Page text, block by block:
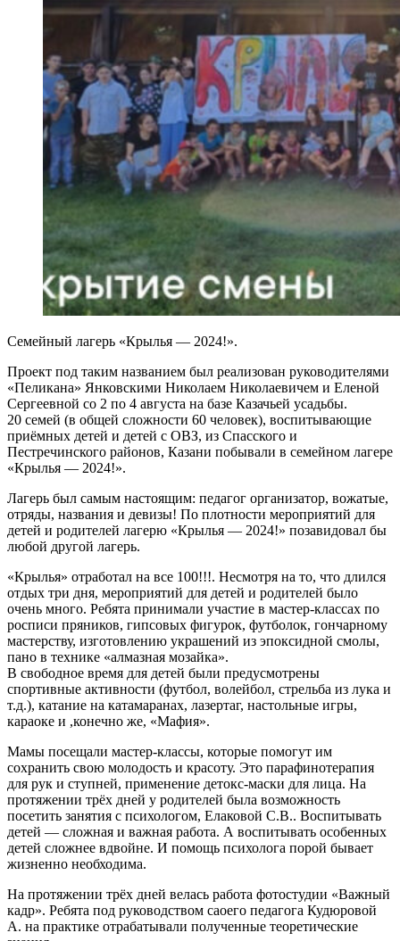
Семейный лагерь «Крылья — 2024!».
Проект под таким названием был реализован руководителями
«Пеликана» Янковскими Николаем Николаевичем и Еленой
Сергеевной со 2 по 4 августа на базе Казачьей усадьбы.
20 семей (в общей сложности 60 человек), воспитывающие
приёмных детей и детей с ОВЗ, из Спасского и
Пестречинского районов, Казани побывали в семейном лагере
«Крылья — 2024!».
Лагерь был самым настоящим: педагог организатор, вожатые,
отряды, названия и девизы! По плотности мероприятий для
детей и родителей лагерю «Крылья — 2024!» позавидовал бы
любой другой лагерь.
«Крылья» отработал на все 100!!!. Несмотря на то, что длился
отдых три дня, мероприятий для детей и родителей было
очень много. Ребята принимали участие в мастер-классах по
росписи пряников, гипсовых фигурок, футболок, гончарному
мастерству, изготовлению украшений из эпоксидной смолы,
пано в технике «алмазная мозайка».
В свободное время для детей были предусмотрены
спортивные активности (футбол, волейбол, стрельба из лука и
т.д.), катание на катамаранах, лазертаг, настольные игры,
караоке и ,конечно же, «Мафия».
Мамы посещали мастер-классы, которые помогут им
сохранить свою молодость и красоту. Это парафинотерапия
для рук и ступней, применение детокс-маски для лица. На
протяжении трёх дней у родителей была возможность
посетить занятия с психологом, Елаковой С.В.. Воспитывать
детей — сложная и важная работа. А воспитывать особенных
детей сложнее вдвойне. И помощь психолога порой бывает
жизненно необходима.
На протяжении трёх дней велась работа фотостудии «Важный
кадр». Ребята под руководством саоего педагога Кудюровой
А. на практике отрабатывали полученные теоретические